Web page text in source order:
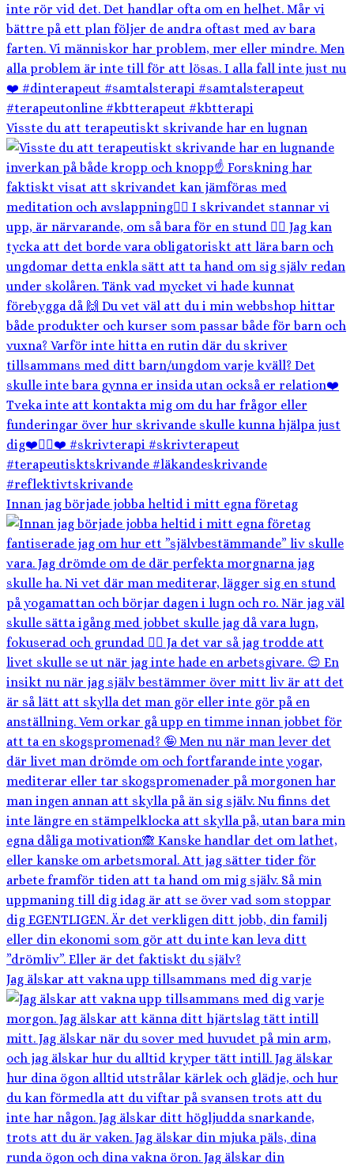
Visste du att terapeutiskt skrivande har en lugnan
Innan jag började jobba heltid i mitt egna företag
Jag älskar att vakna upp tillsammans med dig varje